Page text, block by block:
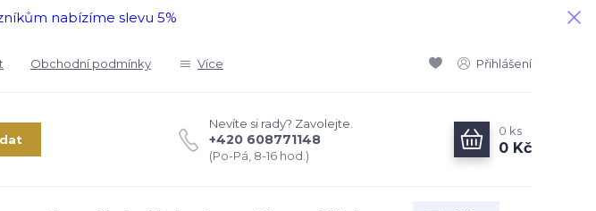
nabízíme slevu 5%
Obchodní podmínky Více Přihlášení
Nevíte si rady? Zavolejte.
+420 608771148
(Po-Pá, 8-16 hod.)
0 ks
0 Kč